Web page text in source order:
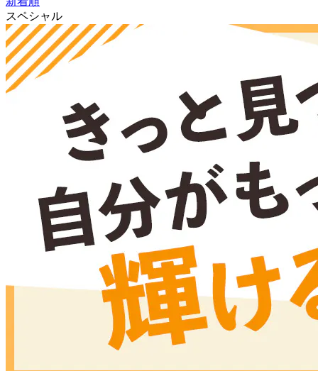
スペシャル